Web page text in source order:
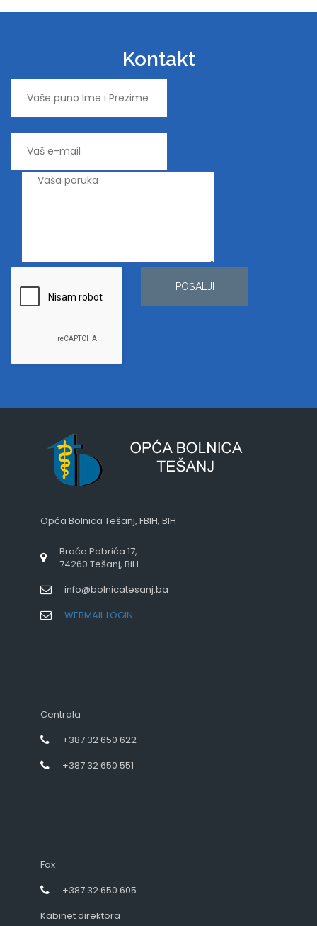
Kontakt
POŠALJI
Opća Bolnica Tešanj, FBIH, BIH
Braće Pobrića 17,
74260 Tešanj, BiH
info@bolnicatesanj.ba
WEBMAIL LOGIN
Centrala
+387 32 650 622
+387 32 650 551
Fax
+387 32 650 605
Kabinet direktora